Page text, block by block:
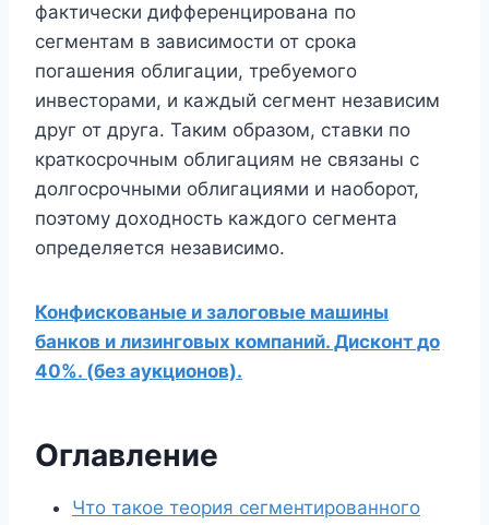
фактически дифференцирована по
сегментам в зависимости от срока
погашения облигации, требуемого
инвесторами, и каждый сегмент независим
друг от друга. Таким образом, ставки по
краткосрочным облигациям не связаны с
долгосрочными облигациями и наоборот,
поэтому доходность каждого сегмента
определяется независимо.
Конфискованые и залоговые машины
банков и лизинговых компаний. Дисконт до
40%. (без аукционов).
Оглавление
Что такое теория сегментированного